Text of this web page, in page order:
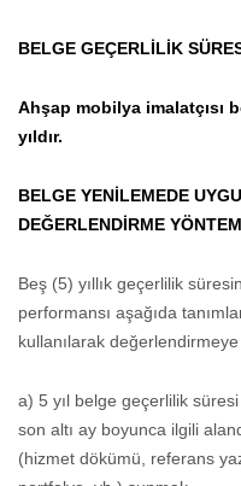
BELGE GEÇERLİLİK
Ahşap mobilya imalatçısı
yıldır.
BELGE YENİLEMEDE
DEĞERLENDİRME
Beş (5) yıllık geçerlilik
performansı aşağıda
kullanılarak
a) 5 yıl belge geçerlilik
son altı ay boyunca ilgili
(hizmet dökümü, referans